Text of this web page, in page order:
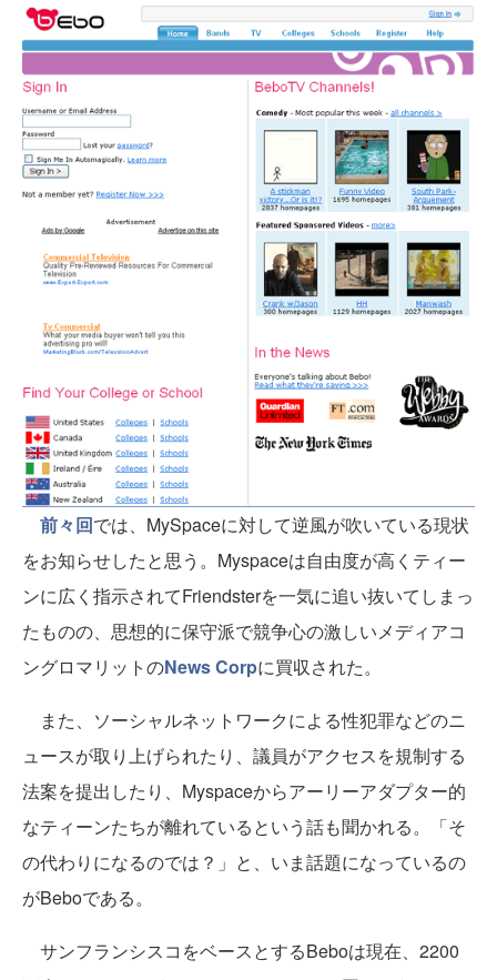
前々回では、MySpaceに対して逆風が吹いている現状
をお知らせしたと思う。Myspaceは自由度が高くティー
ンに広く指示されてFriendsterを一気に追い抜いてしまっ
たものの、思想的に保守派で競争心の激しいメディアコ
ングロマリットのNews Corpに買収された。
また、ソーシャルネットワークによる性犯罪などのニ
ュースが取り上げられたり、議員がアクセスを規制する
法案を提出したり、Myspaceからアーリーアダプター的
なティーンたちが離れているという話も聞かれる。「そ
の代わりになるのでは？」と、いま話題になっているの
がBeboである。
サンフランシスコをベースとするBeboは現在、2200